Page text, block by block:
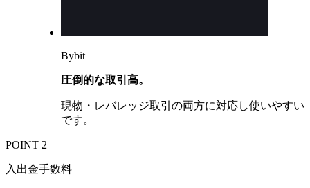
Bybit
圧倒的な取引高。
現物・レバレッジ取引の両方に対応し使いやすい
です。
POINT 2
入出金手数料